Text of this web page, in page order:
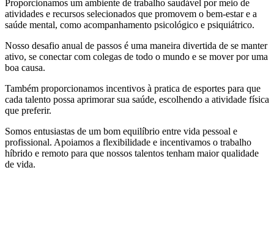
Proporcionamos um ambiente de trabalho saudável por meio de
atividades e recursos selecionados que promovem o bem-estar e a
saúde mental, como acompanhamento psicológico e psiquiátrico.
Nosso desafio anual de passos é uma maneira divertida de se manter
ativo, se conectar com colegas de todo o mundo e se mover por uma
boa causa.
Também proporcionamos incentivos à pratica de esportes para que
cada talento possa aprimorar sua saúde, escolhendo a atividade física
que preferir.
Somos entusiastas de um bom equilíbrio entre vida pessoal e
profissional. Apoiamos a flexibilidade e incentivamos o trabalho
híbrido e remoto para que nossos talentos tenham maior qualidade
de vida.